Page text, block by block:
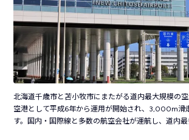
北海道千歳市と苫小牧市にまたがる道内最大規模の
空港として平成6年から運用が開始され、3,000m滑
す。国内・国際線と多数の航空会社が運航し、道内